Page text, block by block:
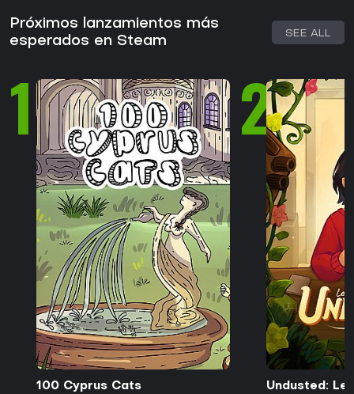
Próximos lanzamientos más
esperados en Steam
SEE ALL
1
100 Cyprus Cats
2
Undusted: